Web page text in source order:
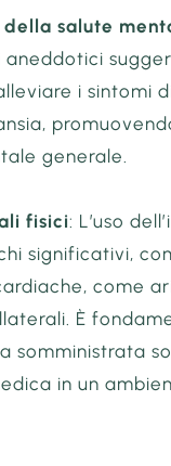
salute
i sintomi
generale.
fisici: L’uso
significativi,
come
È
somministrata
in un